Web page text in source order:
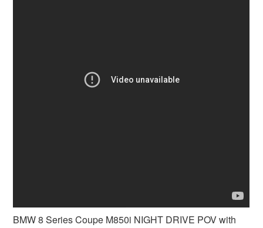
BMW 8 Series Coupe M850i NIGHT DRIVE POV with